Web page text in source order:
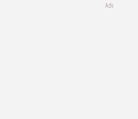
Adv